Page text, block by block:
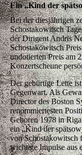
Ein „Kind der
Bei der diesjährigen
Schostakowitsch
der Dirigent Andris
Schostakowitsch
undotierten Preis am
Konzertscheune
Der gebürtige Lette
Gegenwart. Als
Director des Boston
renommiertesten
Geboren 1978 in
ein „Kind der
von Schostakowitsch
wichtige Impulse aus